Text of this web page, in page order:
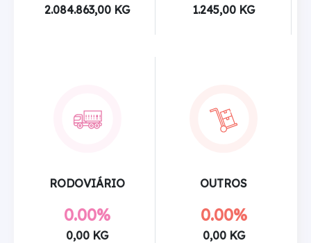
2.084.863,00 KG 1.245,00 KG
RODOVIÁRIO
0.00%
0,00 KG
OUTROS
0.00%
0,00 KG